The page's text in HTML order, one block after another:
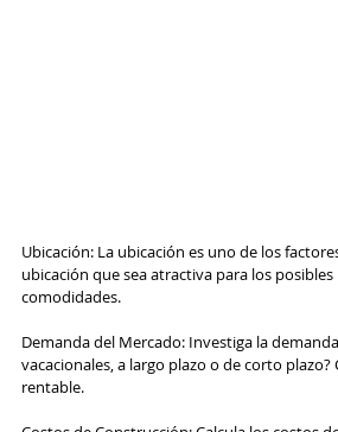
Ubicación: La ubicación es uno de los
ubicación que sea atractiva para los
comodidades.
Demanda del Mercado: Investiga la
vacacionales, a largo plazo o de corto
rentable.